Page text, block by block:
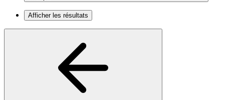
Afficher les résultats